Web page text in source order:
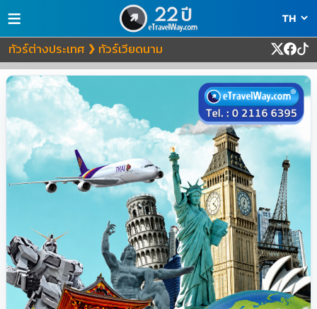
≡
ทัวร์ต่างประเทศ ❯ ทัวร์เวียดนาม